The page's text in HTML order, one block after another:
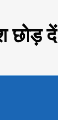
छोड़ दें